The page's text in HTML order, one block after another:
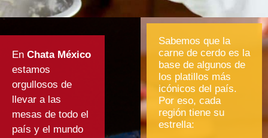
En Chata México
estamos
orgullosos de
llevar a las
mesas de todo el
país y el mundo
Sabemos que la
carne de cerdo es la
base de algunos de
los platillos más
icónicos del país.
Por eso, cada
región tiene su
estrella: